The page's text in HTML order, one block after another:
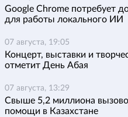
Google Chrome потребует
для работы локального ИИ
07 августа, 19:05
Концерт, выставки и
отметит День Абая
07 августа, 13:29
Свыше 5,2 миллиона
помощи в Казахстане